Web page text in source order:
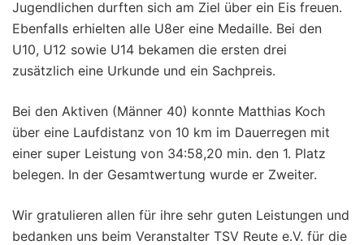
Jugendlichen durften sich am Ziel über ein Eis freuen.
Ebenfalls erhielten alle U8er eine Medaille. Bei den
U10, U12 sowie U14 bekamen die ersten drei
zusätzlich eine Urkunde und ein Sachpreis.
Bei den Aktiven (Männer 40) konnte Matthias Koch
über eine Laufdistanz von 10 km im Dauerregen mit
einer super Leistung von 34:58,20 min. den 1. Platz
belegen. In der Gesamtwertung wurde er Zweiter.
Wir gratulieren allen für ihre sehr guten Leistungen und
bedanken uns beim Veranstalter TSV Reute e.V. für die